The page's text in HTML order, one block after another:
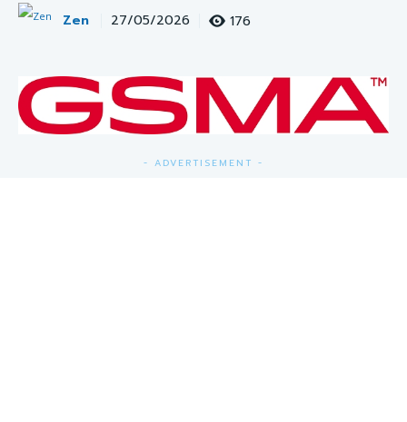
Zen 27/05/2026 176
- ADVERTISEMENT -